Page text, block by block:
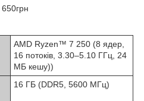
AMD Ryzen™ 7 250 (8 ядер,
16 потоків, 3.30–5.10 ГГц, 24
МБ кешу))
16 ГБ (DDR5, 5600 МГц)